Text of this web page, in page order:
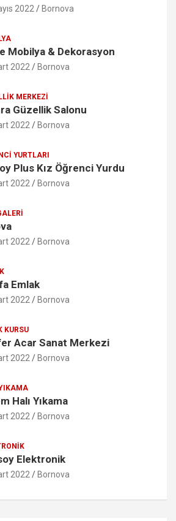
2022 Bornova
Mobilya & Dekorasyon
2022 Bornova
MERKEZI
Güzellik Salonu
2022 Bornova
YURTLARI
Plus Kız Öğrenci Yurdu
2022 Bornova
2022 Bornova
Emlak
2022 Bornova
KURSU
Acar Sanat Merkezi
2022 Bornova
Halı Yıkama
2022 Bornova
Elektronik
2022 Bornova